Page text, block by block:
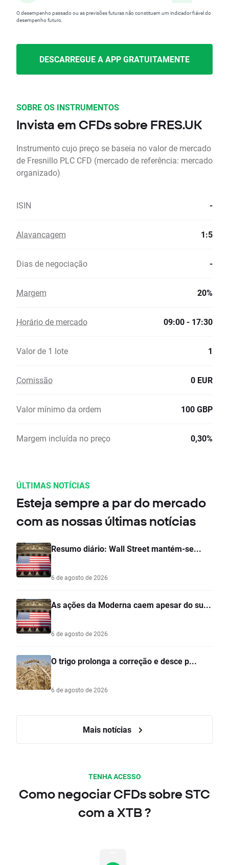
O desempenho passado ou as previsões futuras não constituem um indicador fiável do
desempenho futuro.
DESCARREGUE A APP GRATUITAMENTE
SOBRE OS INSTRUMENTOS
Invista em CFDs sobre FRES.UK
Instrumento cujo preço se baseia no valor de mercado
de Fresnillo PLC CFD (mercado de referência: mercado
organizado)
ISIN -
Alavancagem 1:5
Dias de negociação -
Margem 20%
Horário de mercado 09:00 - 17:30
Valor de 1 lote 1
Comissão 0 EUR
Valor mínimo da ordem 100 GBP
Margem incluída no preço 0,30%
ÚLTIMAS NOTÍCIAS
Esteja sempre a par do mercado
com as nossas últimas notícias
Resumo diário: Wall Street mantém-se...
6 de agosto de 2026
As ações da Moderna caem apesar do su...
6 de agosto de 2026
O trigo prolonga a correção e desce p...
6 de agosto de 2026
Mais notícias
TENHA ACESSO
Como negociar CFDs sobre STC
com a XTB ?